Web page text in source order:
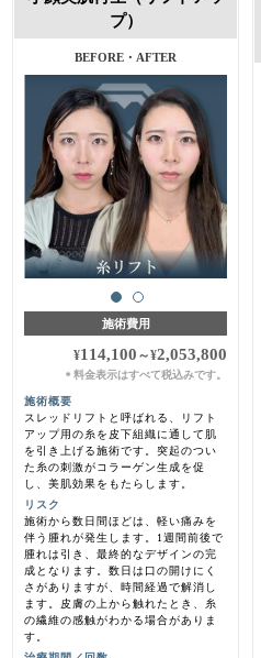
プ）
施術前・1ヶ月後
施術費用
¥114,100 ～¥2,053,800
＊料金表示はすべて税込みです。
施術概要
スレッドリフトと呼ばれる、リフト
アップ用の糸を皮下組織に通して肌
を引き上げる施術です。突起のつい
た糸の刺激がコラーゲン生成を促
し、美肌効果をもたらします。
リスク
施術から数日間ほどは、軽い痛みを
伴う腫れが発生します。1週間前後で
腫れは引き、最終的なデザインの完
成となります。数日は口の開けにく
さがありますが、時間経過で解消し
ます。皮膚の上から触れたとき、糸
の繊維の感触がわかる場合がありま
す。